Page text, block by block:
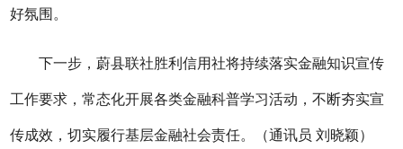
好氛围。
下一步，蔚县联社胜利信用社将持续落实金融知识宣传
工作要求，常态化开展各类金融科普学习活动，不断夯实宣
传成效，切实履行基层金融社会责任。 （通讯员 刘晓颖）